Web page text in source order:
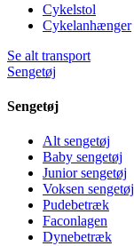
Cykelstol
Cykelanhænger
Se alt transport
Sengetøj
Sengetøj
Alt sengetøj
Baby sengetøj
Junior sengetøj
Voksen sengetøj
Pudebetræk
Faconlagen
Dynebetræk